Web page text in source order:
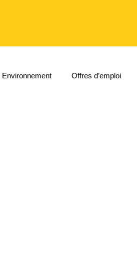
Environnement Offres d’emploi